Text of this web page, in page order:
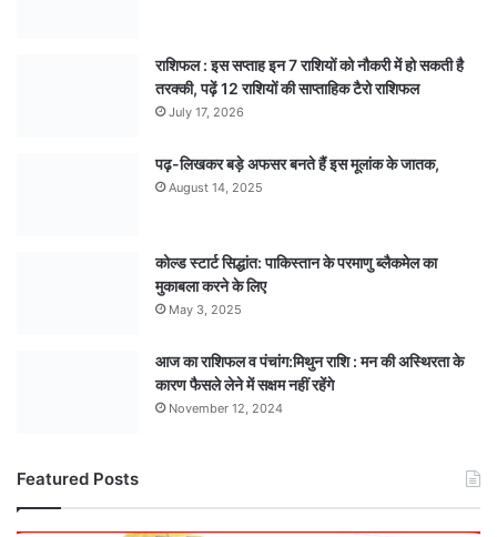
राशिफल : इस सप्ताह इन 7 राशियों को नौकरी में हो सकती है
तरक्की, पढ़ें 12 राशियों की साप्ताहिक टैरो राशिफल
July 17, 2026
पढ़-लिखकर बड़े अफसर बनते हैं इस मूलांक के जातक,
August 14, 2025
कोल्ड स्टार्ट सिद्धांत: पाकिस्तान के परमाणु ब्लैकमेल का
मुकाबला करने के लिए
May 3, 2025
आज का राशिफल व पंचांग:मिथुन राशि : मन की अस्थिरता के
कारण फैसले लेने में सक्षम नहीं रहेंगे
November 12, 2024
Featured Posts